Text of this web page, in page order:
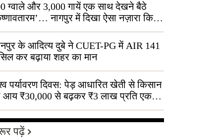
ग्वाले और 3,000 गायें एक साथ देखने बैठे
नागपुर में दिखा ऐसा नज़ारा कि
बोले, “ऐसा तो सिर्फ़ कृष्ण ही कर सकते हैं”
के आदित्य दुबे ने CUET-PG में AIR 141
कर बढ़ाया शहर का मान
पर्यावरण दिवस: पेड़ आधारित खेती से किसान
आय ₹30,000 से बढ़कर ₹3 लाख प्रति एकड़
पढ़ें